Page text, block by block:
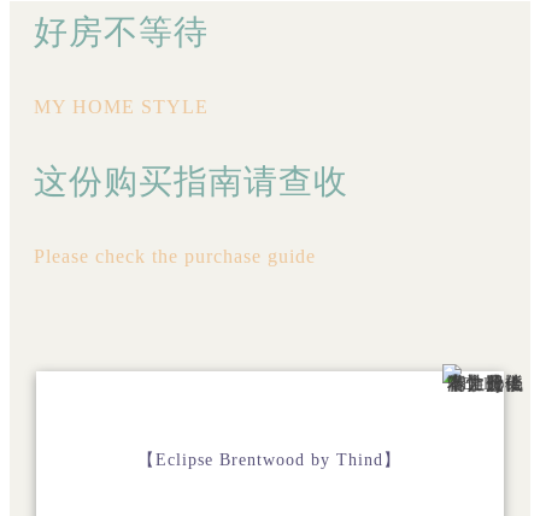
好房不等待
MY HOME STYLE
这份购买指南请查收
Please check the purchase guide
【Eclipse Brentwood by Thind】